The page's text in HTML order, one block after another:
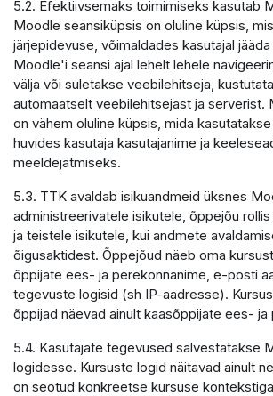
5.2. Efektiivsemaks toimimiseks kasutab
Moodle seansiküpsis on oluline küpsis,
järjepidevuse, võimaldades kasutajal
Moodle'i seansi ajal lehelt lehele
välja või suletakse veebilehitseja,
automaatselt veebilehitsejast ja serverist.
on vähem oluline küpsis, mida
huvides kasutaja kasutajanime ja
meeldejätmiseks.
5.3. TTK avaldab isikuandmeid üksnes
administreerivatele isikutele, õppejõu
ja teistele isikutele, kui andmete
õigusaktidest. Õppejõud näeb oma
õppijate ees- ja perekonnanime, e-posti
tegevuste logisid (sh IP-aadresse).
õppijad näevad ainult kaasõppijate ees- ja
5.4. Kasutajate tegevused salvestatakse
logidesse. Kursuste logid näitavad ainult
on seotud konkreetse kursuse